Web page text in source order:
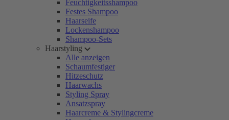
Feuchtigkeitsshampoo
Festes Shampoo
Haarseife
Lockenshampoo
Shampoo-Sets
Haarstyling
Alle anzeigen
Schaumfestiger
Hitzeschutz
Haarwachs
Styling Spray
Ansatzspray
Haarcreme & Stylingcreme